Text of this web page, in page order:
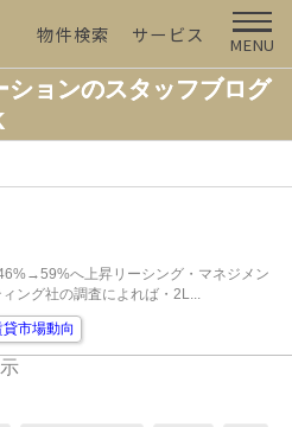
物件検索 サービス MENU
ョンのスタッフブログ
へ上昇リーシング・マネジメン
ィング社の調査によれば・2L...
貸市場動向